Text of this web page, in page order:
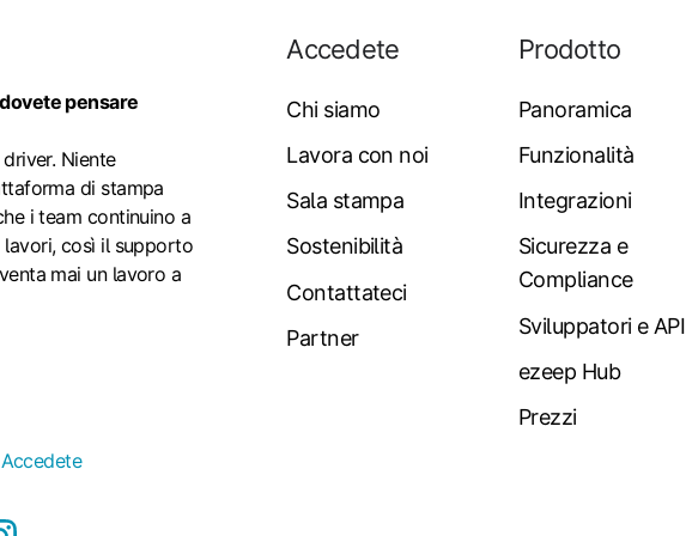
pensare
Niente
di stampa
i team continuino a
così il supporto
mai un lavoro a
Accedete
Accedete
Chi siamo
Lavora con noi
Sala stampa
Sostenibilità
Contattateci
Partner
Prodotto
Panoramica
Funzionalità
Integrazioni
Sicurezza e
Compliance
Sviluppatori e API
ezeep Hub
Prezzi